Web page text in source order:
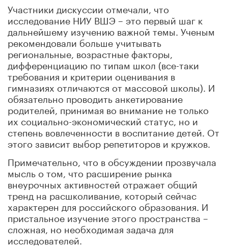
Участники дискуссии отмечали, что
исследование НИУ ВШЭ – это первый шаг к
дальнейшему изучению важной темы. Ученым
рекомендовали больше учитывать
региональные, возрастные факторы,
дифференциацию по типам школ (все-таки
требования и критерии оценивания в
гимназиях отличаются от массовой школы). И
обязательно проводить анкетирование
родителей, принимая во внимание не только
их социально-экономический статус, но и
степень вовлеченности в воспитание детей. От
этого зависит выбор репетиторов и кружков.
Примечательно, что в обсуждении прозвучала
мысль о том, что расширение рынка
внеурочных активностей отражает общий
тренд на расшколивание, который сейчас
характерен для российского образования. И
пристальное изучение этого пространства –
сложная, но необходимая задача для
исследователей.